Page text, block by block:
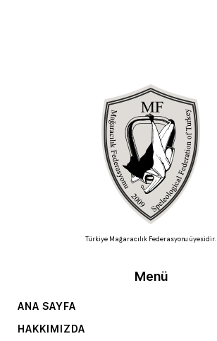
Türkiye Mağaracılık Federasyonu üyesidir.
Menü
ANA SAYFA
HAKKIMIZDA